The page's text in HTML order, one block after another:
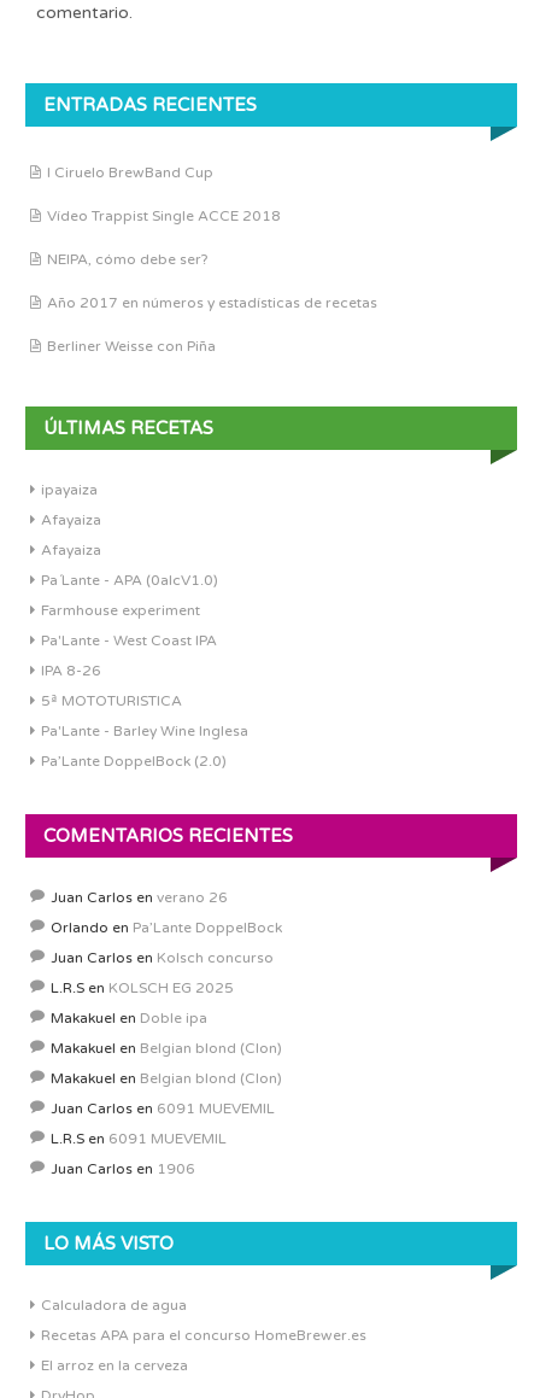
comentario.
ENTRADAS RECIENTES
I Ciruelo BrewBand Cup
Vídeo Trappist Single ACCE 2018
NEIPA, cómo debe ser?
Año 2017 en números y estadísticas de recetas
Berliner Weisse con Piña
ÚLTIMAS RECETAS
ipayaiza
Afayaiza
Afayaiza
Pa´Lante - APA (0alcV1.0)
Farmhouse experiment
Pa'Lante - West Coast IPA
IPA 8-26
5ª MOTOTURISTICA
Pa'Lante - Barley Wine Inglesa
Pa’Lante DoppelBock (2.0)
COMENTARIOS RECIENTES
Juan Carlos en verano 26
Orlando en Pa’Lante DoppelBock
Juan Carlos en Kolsch concurso
L.R.S en KOLSCH EG 2025
Makakuel en Doble ipa
Makakuel en Belgian blond (Clon)
Makakuel en Belgian blond (Clon)
Juan Carlos en 6091 MUEVEMIL
L.R.S en 6091 MUEVEMIL
Juan Carlos en 1906
LO MÁS VISTO
Calculadora de agua
Recetas APA para el concurso HomeBrewer.es
El arroz en la cerveza